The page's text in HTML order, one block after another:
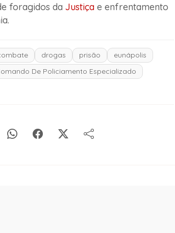
foragidos da Justiçae enfrentamento
drogas prisão
eunápolis
De Policiamento Especializado